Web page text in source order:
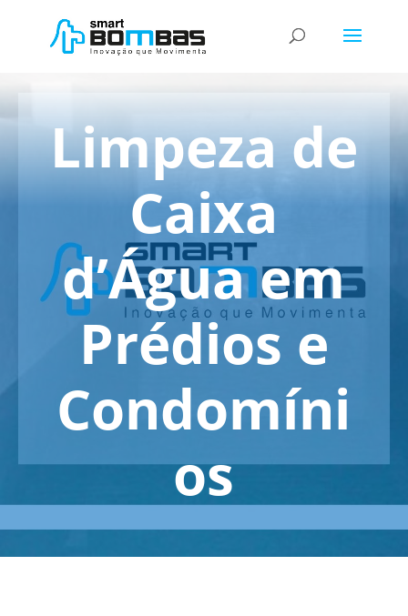
Limpeza de
Caixa
d’Água em
Prédios e
Condomíni
os